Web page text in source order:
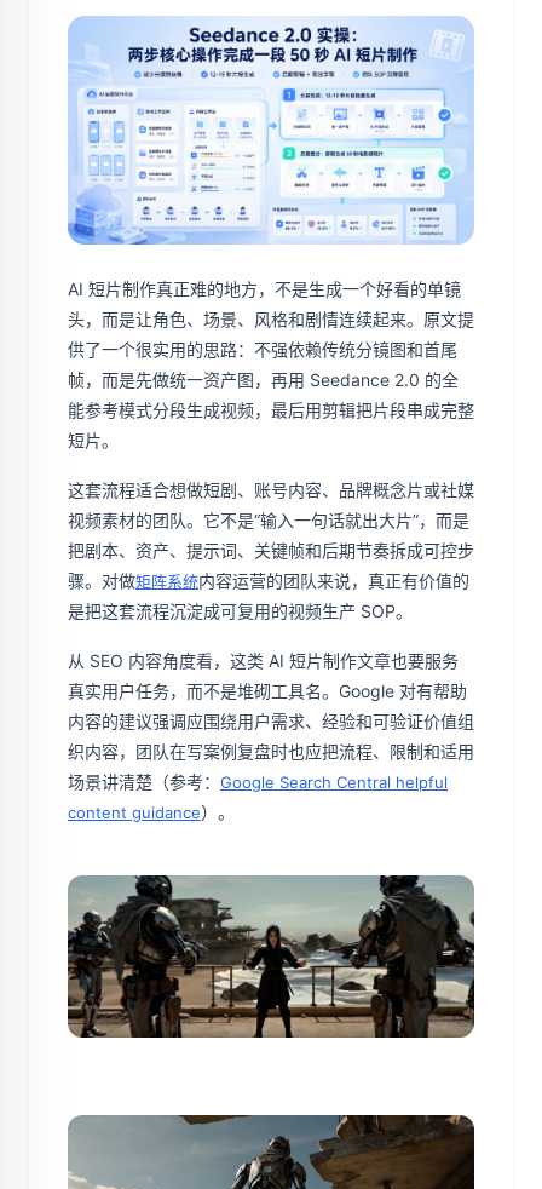
AI 短片制作真正难的地方，不是生成一个好看的单镜
头，而是让角色、场景、风格和剧情连续起来。原文提
供了一个很实用的思路：不强依赖传统分镜图和首尾
帧，而是先做统一资产图，再用 Seedance 2.0 的全
能参考模式分段生成视频，最后用剪辑把片段串成完整
短片。
这套流程适合想做短剧、账号内容、品牌概念片或社媒
视频素材的团队。它不是“输入一句话就出大片”，而是
把剧本、资产、提示词、关键帧和后期节奏拆成可控步
骤。对做矩阵系统内容运营的团队来说，真正有价值的
是把这套流程沉淀成可复用的视频生产 SOP。
从 SEO 内容角度看，这类 AI 短片制作文章也要服务
真实用户任务，而不是堆砌工具名。Google 对有帮助
内容的建议强调应围绕用户需求、经验和可验证价值组
织内容，团队在写案例复盘时也应把流程、限制和适用
场景讲清楚（参考： Google Search Central helpful
content guidance）。